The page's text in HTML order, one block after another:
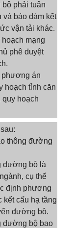
phải tuân
và bảo đảm kết
vận tải khác.
mạng
phê duyệt
phương án
hoạch tỉnh căn
hoạch
thông đường
đường bộ là
cụ thể
định phương
kết cấu hạ tầng
đường bộ.
đường bộ bao